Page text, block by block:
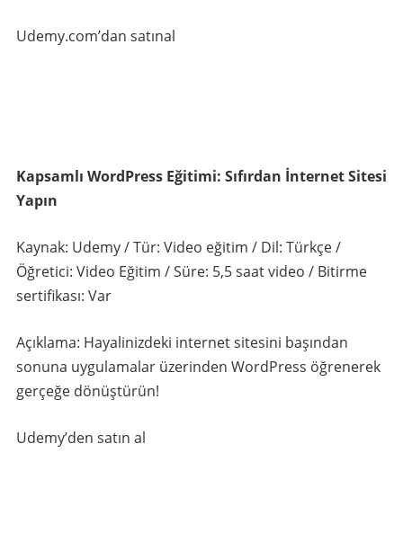
Udemy.com’dan satınal
Kapsamlı WordPress Eğitimi: Sıfırdan İnternet Sitesi
Yapın
Kaynak: Udemy / Tür: Video eğitim / Dil: Türkçe /
Öğretici: Video Eğitim / Süre: 5,5 saat video / Bitirme
sertifikası: Var
Açıklama: Hayalinizdeki internet sitesini başından
sonuna uygulamalar üzerinden WordPress öğrenerek
gerçeğe dönüştürün!
Udemy’den satın al